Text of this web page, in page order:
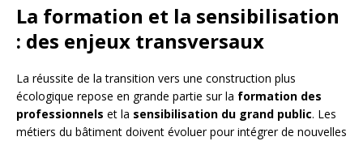
La formation et la sensibilisation
: des enjeux transversaux
La réussite de la transition vers une construction plus
écologique repose en grande partie sur la formation des
professionnels et la sensibilisation du grand public. Les
métiers du bâtiment doivent évoluer pour intégrer de nouvelles